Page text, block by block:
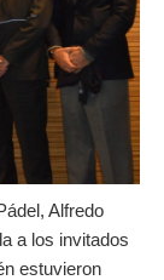
Alfredo
a los invitados
estuvieron